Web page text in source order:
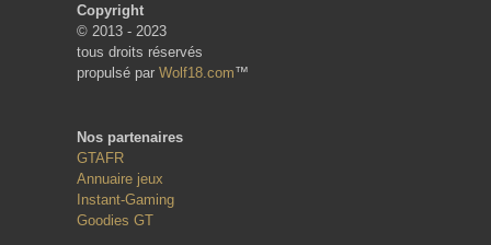
Copyright
© 2013 - 2023
tous droits réservés
propulsé par Wolf18.com™
Nos partenaires
GTAFR
Annuaire jeux
Instant-Gaming
Goodies GT